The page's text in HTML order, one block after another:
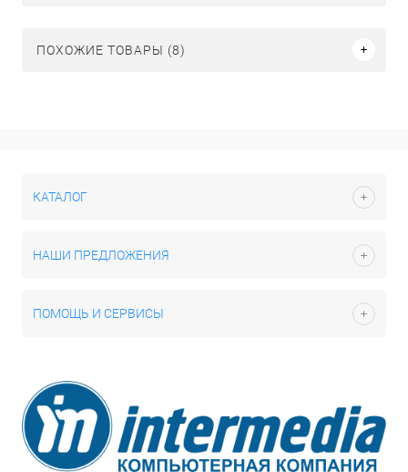
ПОХОЖИЕ ТОВАРЫ (8)
КАТАЛОГ
НАШИ ПРЕДЛОЖЕНИЯ
ПОМОЩЬ И СЕРВИСЫ